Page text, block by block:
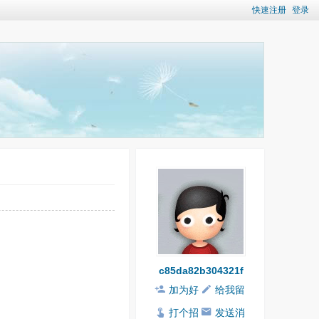
快速注册 登录
c85da82b304321f
加为好
友
给我留
言
打个招 发送消